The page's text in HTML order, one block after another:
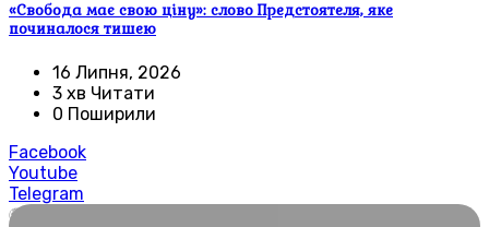
«Свобода має свою ціну»: слово Предстоятеля, яке
починалося тишею
16 Липня, 2026
3 хв Читати
0 Поширили
Facebook
Youtube
Telegram
🌍